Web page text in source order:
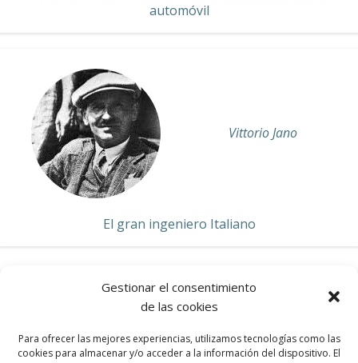
Gestionar el consentimiento
de las cookies
Para ofrecer las mejores experiencias, utilizamos tecnologías como las
cookies para almacenar y/o acceder a la información del dispositivo. El
automóvil
Vittorio Jano
El gran ingeniero Italiano
ALFA ROMEO